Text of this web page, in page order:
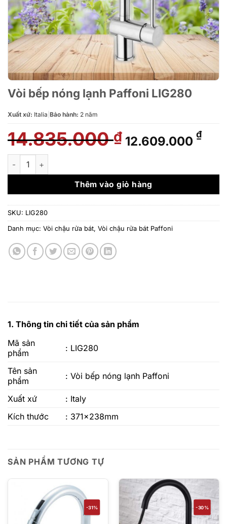
Vòi bếp nóng lạnh Paffoni LIG280
Xuất xứ: Italia Bảo hành: 2 năm
14.835.000₫ Giá
gốc
14.835.000 ₫.
12.609.000 ₫Giá
là:
Vòi bếp nóng lạnh Paffoni LIG280 số lượng
Thêm vào giỏ hàng
SKU: LIG280
Danh mục: Vòi chậu rửa bát, Vòi chậu rửa bát Paffoni
1. Thông tin chi tiết của sản phẩm
Mã sản
phẩm
: LIG280
Tên sản
phẩm
: Vòi bếp nóng lạnh Paffoni
Xuất xứ
: Italy
Kích thước
: 371x238mm
SẢN PHẨM TƯƠNG TỰ
-31% -30%